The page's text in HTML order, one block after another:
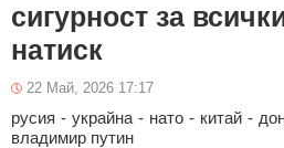
сигурност за
натиск
22 Май, 2026 17:17
русия - украйна - нато - китай -
владимир путин